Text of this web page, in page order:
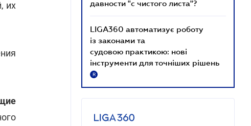
их
давности "с чистого листа"?
LIGA360 автоматизує роботу
із законами та
судовою практикою: нові
інструменти для точніших рішень
R